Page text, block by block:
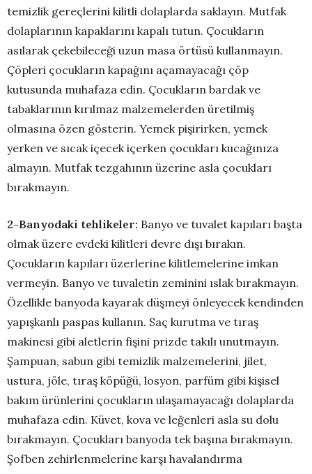
temizlik gereçlerini kilitli dolaplarda saklayın. Mutfak
dolaplarının kapaklarını kapalı tutun. Çocukların
asılarak çekebileceği uzun masa örtüsü kullanmayın.
Çöpleri çocukların kapağını açamayacağı çöp
kutusunda muhafaza edin. Çocukların bardak ve
tabaklarının kırılmaz malzemelerden üretilmiş
olmasına özen gösterin. Yemek pişirirken, yemek
yerken ve sıcak içecek içerken çocukları kucağınıza
almayın. Mutfak tezgahının üzerine asla çocukları
bırakmayın.
2-Banyodaki tehlikeler: Banyo ve tuvalet kapıları başta
olmak üzere evdeki kilitleri devre dışı bırakın.
Çocukların kapıları üzerlerine kilitlemelerine imkan
vermeyin. Banyo ve tuvaletin zeminini ıslak bırakmayın.
Özellikle banyoda kayarak düşmeyi önleyecek kendinden
yapışkanlı paspas kullanın. Saç kurutma ve tıraş
makinesi gibi aletlerin fişini prizde takılı unutmayın.
Şampuan, sabun gibi temizlik malzemelerini, jilet,
ustura, jöle, tıraş köpüğü, losyon, parfüm gibi kişisel
bakım ürünlerini çocukların ulaşamayacağı dolaplarda
muhafaza edin. Küvet, kova ve leğenleri asla su dolu
bırakmayın. Çocukları banyoda tek başına bırakmayın.
Şofben zehirlenmelerine karşı havalandırma